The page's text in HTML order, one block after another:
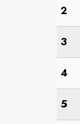
2
3
4
5